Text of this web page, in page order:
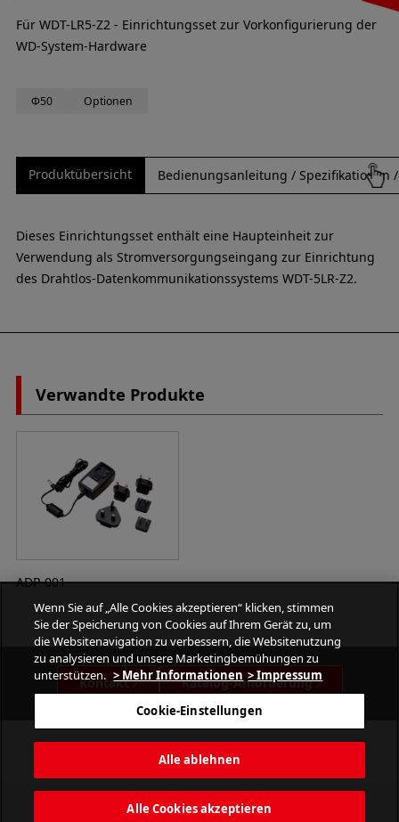
Für WDT-LR5-Z2 - Einrichtungsset zur Vorkonfigurierung der
WD-System-Hardware
Φ50 Optionen
Produktübersicht Bedienungsanleitung / Spezifikationen
Dieses Einrichtungsset enthält eine Haupteinheit zur
Verwendung als Stromversorgungseingang zur Einrichtung
des Drahtlos-Datenkommunikationssystems WDT-5LR-Z2.
Verwandte Produkte
ADP-001
Kontakt Katalog-Anforderung
PATLITE CORPORATION. All Rights Reserved.
Wenn Sie auf „Alle Cookies akzeptieren“ klicken, stimmen
Sie der Speicherung von Cookies auf Ihrem Gerät zu, um
die Websitenavigation zu verbessern, die Websitenutzung
zu analysieren und unsere Marketingbemühungen zu
unterstützen. > Mehr Informationen > Impressum
Cookie-Einstellungen
Alle ablehnen
Alle Cookies akzeptieren